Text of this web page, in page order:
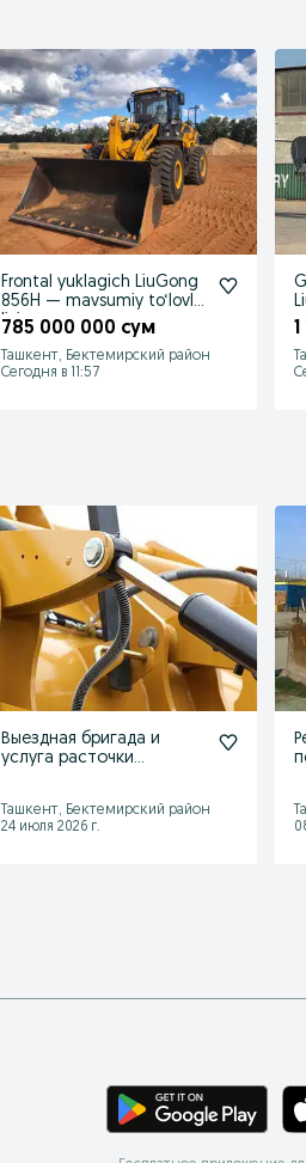
Frontal yuklagich LiuGong
856H — mavsumiy to‘lovli
lizing
785 000 000 сум
Ташкент, Бектемирский район
Сегодня в 11:57
Выездная бригада и
услуга расточки
Ташкент, Бектемирский район
24 июля 2026 г.